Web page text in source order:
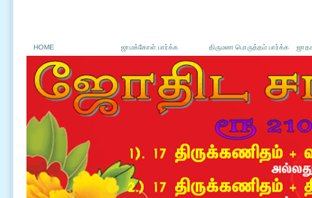
HOME ஜாமக்கோள் பார்க்க திருமண பொருத்தம் பார்க்க